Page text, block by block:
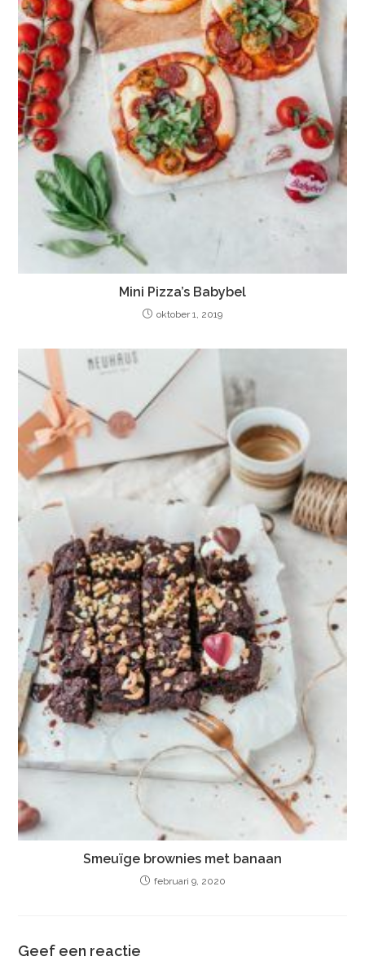
Mini Pizza’s Babybel
oktober 1, 2019
Smeuïge brownies met banaan
februari 9, 2020
Geef een reactie